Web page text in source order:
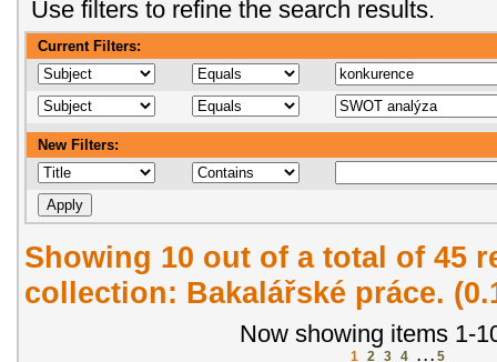
Use filters to refine the search results.
Current Filters:
New Filters:
Showing 10 out of a total of 45
collection: Bakalářské práce.
Now showing items 1-
1 2 3 4 . . . 5